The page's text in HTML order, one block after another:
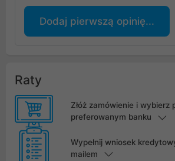
Dodaj pierwszą opinię...
Raty
Złóż zamówienie i wybierz
preferowanym banku
Wypełnij wniosek
mailem